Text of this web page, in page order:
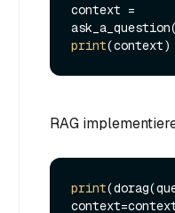
context =
print
RAG
print